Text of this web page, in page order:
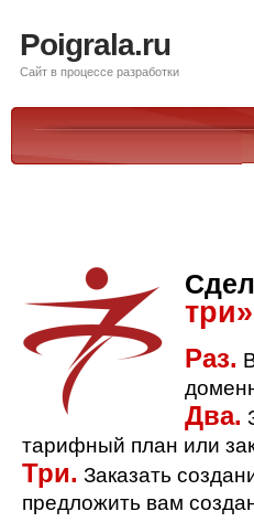
Poigrala.ru
Сайт в процессе разработки
Раз.
Два.
тарифный план или
Три. Заказать
предложить вам